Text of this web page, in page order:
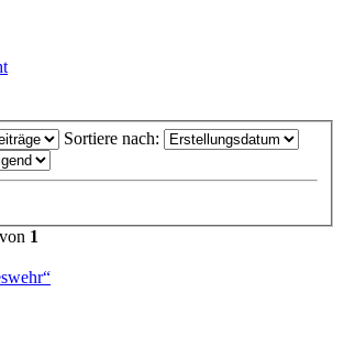
Sortiere nach:
von 1